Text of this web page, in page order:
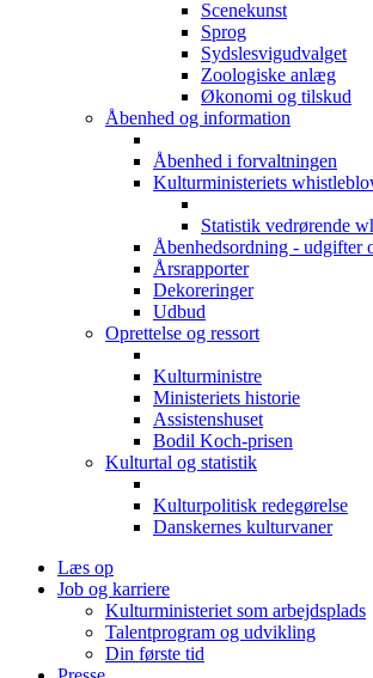
Scenekunst
Sprog
Sydslesvigudvalget
Zoologiske anlæg
Økonomi og tilskud
Åbenhed og information
Åbenhed i forvaltningen
Kulturministeriets
Statistik vedrørende
Åbenhedsordning - udgifter
Årsrapporter
Dekoreringer
Udbud
Oprettelse og ressort
Kulturministre
Ministeriets historie
Assistenshuset
Bodil Koch-prisen
Kulturtal og statistik
Kulturpolitisk redegørelse
Danskernes kulturvaner
Læs op
Job og karriere
Kulturministeriet som arbejdsplads
Talentprogram og udvikling
Din første tid